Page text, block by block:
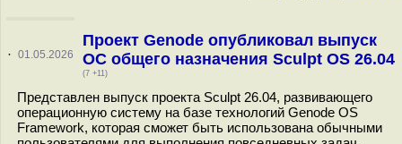
· 01.05.2026
Проект Genode опубликовал выпуск
ОС общего назначения Sculpt OS 26.04
(7 +11)
Представлен выпуск проекта Sculpt 26.04, развивающего
операционную систему на базе технологий Genode OS
Framework, которая сможет быть использована обычными